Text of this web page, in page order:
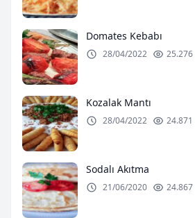
Domates Kebabı
28/04/2022 25.276
Kozalak Mantı
28/04/2022 24.871
Sodalı Akıtma
21/06/2020 24.867